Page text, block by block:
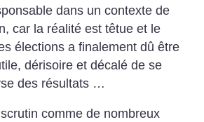
dans un contexte de
car la réalité est têtue et le
élections a finalement dû être
dérisoire et décalé de se
des résultats …
comme de nombreux